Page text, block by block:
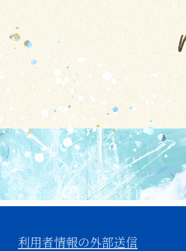
利用者情報の外部送信